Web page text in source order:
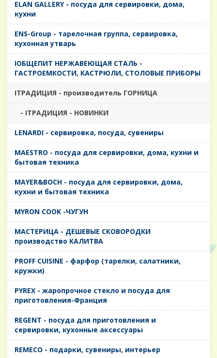
ELAN GALLERY - посуда для сервировки, дома,
кухни
ENS-Group - тарелочная группа, сервировка,
кухонная утварь
IОБЩЕПИТ НЕРЖАВЕЮЩАЯ СТАЛЬ -
ГАСТРОЕМКОСТИ, КАСТРЮЛИ, СТОЛОВЫЕ ПРИБОРЫ
IТРАДИЦИЯ - производитель ГОРНИЦА
- IТРАДИЦИЯ - НОВИНКИ
LENARDI - сервировка, посуда, сувениры
MAESTRO - посуда для сервировки, дома, кухни и
бытовая техника
MAYER&BOCH - посуда для сервировки, дома,
кухни и бытовая техника
MYRON COOK -ЧУГУН
MАСТЕРИЦА - ДЕШЕВЫЕ СКОВОРОДКИ
производство КАЛИТВА
PROFF CUISINE - фарфор (тарелки, салатники,
кружки)
PYREX - жаропрочное стекло и посуда для
приготовления-Франция
REGENT - посуда для приготовления и
сервировки, кухонные аксессуары
REMECO - подарки, сувениры, интерьер